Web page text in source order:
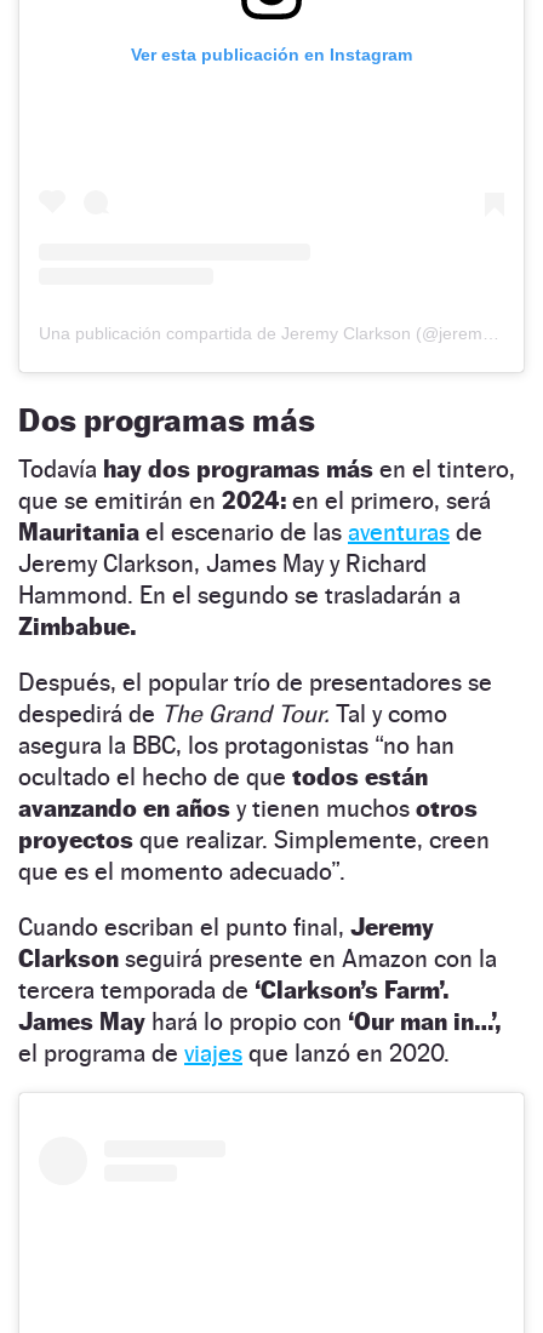
Ver esta publicación en Instagram
Una publicación compartida de Jeremy Clarkson (@jeremyclarkson1)
Dos programas más
Todavía hay dos programas más en el tintero,
que se emitirán en 2024: en el primero, será
Mauritania el escenario de las aventuras de
Jeremy Clarkson, James May y Richard
Hammond. En el segundo se trasladarán a
Zimbabue.
Después, el popular trío de presentadores se
despedirá de The Grand Tour. Tal y como
asegura la BBC, los protagonistas “no han
ocultado el hecho de que todos están
avanzando en años y tienen muchos otros
proyectos que realizar. Simplemente, creen
que es el momento adecuado”.
Cuando escriban el punto final, Jeremy
Clarkson seguirá presente en Amazon con la
tercera temporada de ‘Clarkson’s Farm’.
James May hará lo propio con ‘Our man in…’,
el programa de viajes que lanzó en 2020.